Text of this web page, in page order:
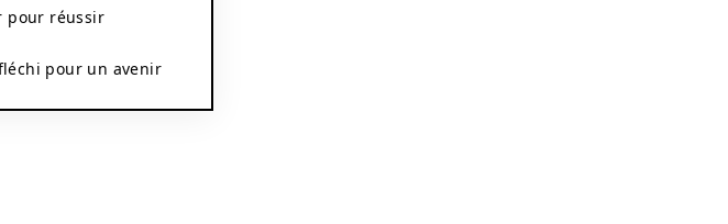
pour réussir
pour un avenir